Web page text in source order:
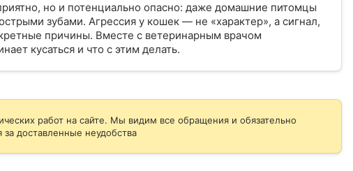
но и потенциально опасно: даже домашние питомцы
зубами. Агрессия у кошек — не «характер», а сигнал,
причины. Вместе с ветеринарным врачом
кусаться и что с этим делать.
работ на сайте. Мы видим все обращения и обязательно
доставленные неудобства